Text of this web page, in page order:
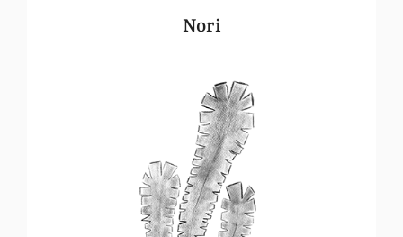
Nori